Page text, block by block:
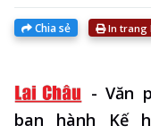
Chia sẻ In trang
- Văn
ban hành Kế